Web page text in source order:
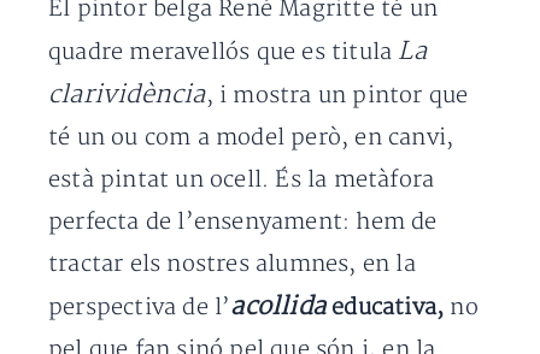
El pintor belga René Magritte té un
quadre meravellós que es titula La
clarividència, i mostra un pintor que
té un ou com a model però, en canvi,
està pintat un ocell. És la metàfora
perfecta de l’ensenyament: hem de
tractar els nostres alumnes, en la
perspectiva de l’acollidaeducativa, no